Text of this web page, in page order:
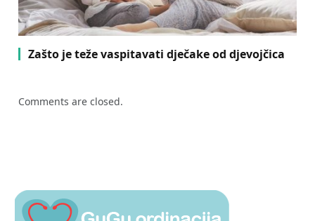
Zašto je teže vaspitavati dječake od djevojčica
Comments are closed.